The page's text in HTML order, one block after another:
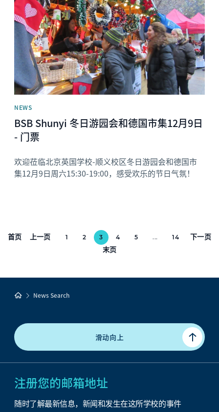
NEWS
BSB Shunyi 冬日游园会和德国市集12月9日
- 门票
欢迎莅临北京英国学校-顺义校区冬日游园会和德国市
集12月9日周六15:30-19:00，感受欢乐的节日气氛！
首页 上一页 1 2 3 4 5 ... 14
下一页
末页
News Search
滑动向上
注册您的邮箱地址
随时了解最新信息，新闻和发生在这所学校的事件